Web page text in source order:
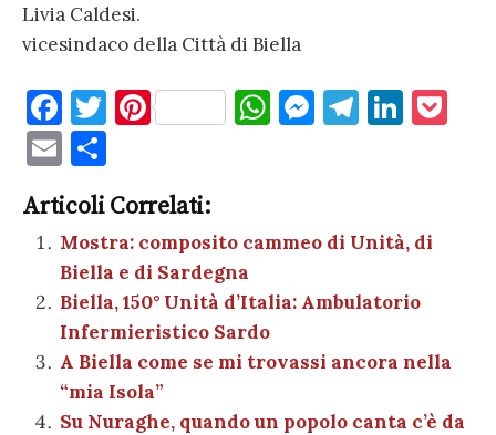
Livia Caldesi.
vicesindaco della Città di Biella
F
a
c
e
b
o
o
k
T
te
r
Pi
es
t
W
A
p
p
M
g
er
T
a
m
Li
dI
n
E
m
ai
l
n
di
vi
di
Articoli Correlati:
Mostra: composito cammeo di Unità, di
Biella e di Sardegna
Biella, 150° Unità d’Italia: Ambulatorio
Infermieristico Sardo
A Biella come se mi trovassi ancora nella
“mia Isola”
Su Nuraghe, quando un popolo canta c’è da